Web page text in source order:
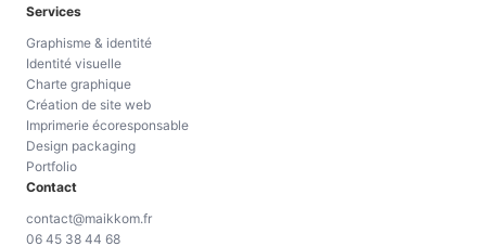
Services
Graphisme & identité
Identité visuelle
Charte graphique
Création de site web
Imprimerie écoresponsable
Design packaging
Portfolio
Contact
contact@maikkom.fr
06 45 38 44 68